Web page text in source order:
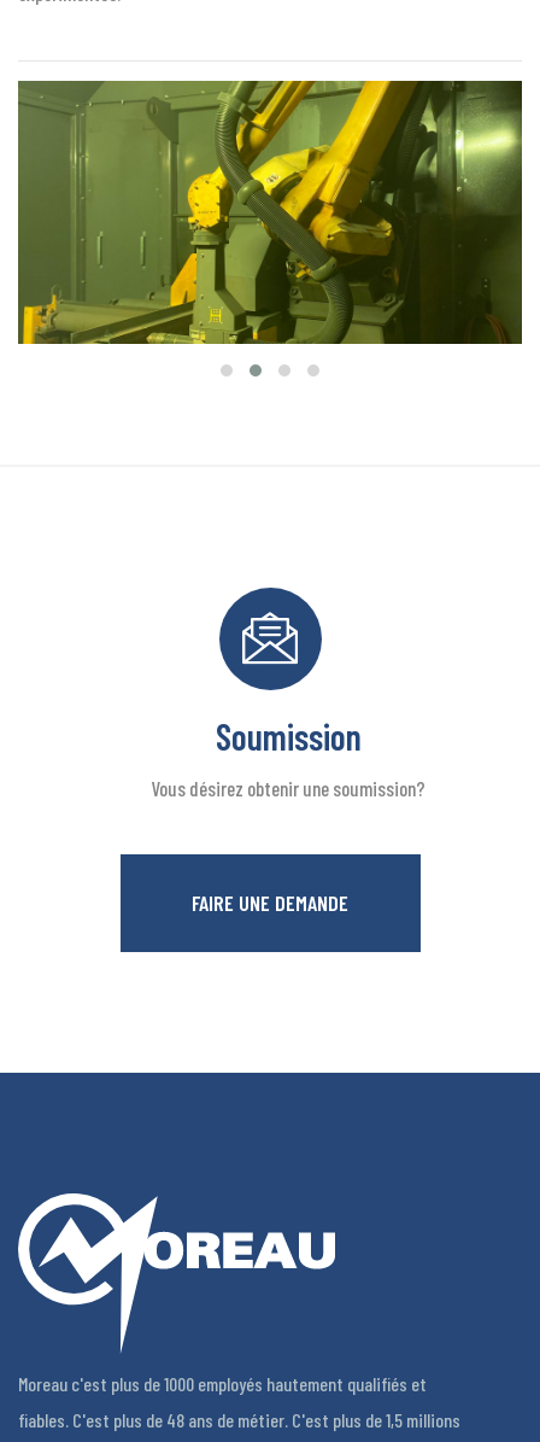
Soumission
Vous désirez obtenir une soumission?
FAIRE UNE DEMANDE
Moreau c'est plus de 1000 employés hautement qualifiés et
fiables. C'est plus de 48 ans de métier. C'est plus de 1,5 millions